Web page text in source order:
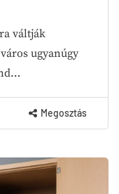
váltják
ugyanúgy
Megosztás